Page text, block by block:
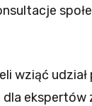
wziąć
ekspertów